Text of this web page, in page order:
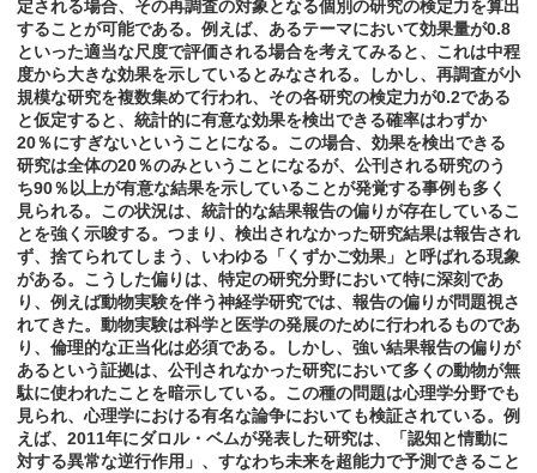
定される場合、その再調査の対象となる個別の研究の検定力を算出
することが可能である。例えば、あるテーマにおいて効果量が0.8
といった適当な尺度で評価される場合を考えてみると、これは中程
度から大きな効果を示しているとみなされる。しかし、再調査が小
規模な研究を複数集めて行われ、その各研究の検定力が0.2である
と仮定すると、統計的に有意な効果を検出できる確率はわずか
20％にすぎないということになる。この場合、効果を検出できる
研究は全体の20％のみということになるが、公刊される研究のう
ち90％以上が有意な結果を示していることが発覚する事例も多く
見られる。この状況は、統計的な結果報告の偏りが存在しているこ
とを強く示唆する。つまり、検出されなかった研究結果は報告され
ず、捨てられてしまう、いわゆる「くずかご効果」と呼ばれる現象
がある。こうした偏りは、特定の研究分野において特に深刻であ
り、例えば動物実験を伴う神経学研究では、報告の偏りが問題視さ
れてきた。動物実験は科学と医学の発展のために行われるものであ
り、倫理的な正当化は必須である。しかし、強い結果報告の偏りが
あるという証拠は、公刊されなかった研究において多くの動物が無
駄に使われたことを暗示している。この種の問題は心理学分野でも
見られ、心理学における有名な論争においても検証されている。例
えば、2011年にダロル・ベムが発表した研究は、「認知と情動に
対する異常な逆行作用」、すなわち未来を超能力で予測できること